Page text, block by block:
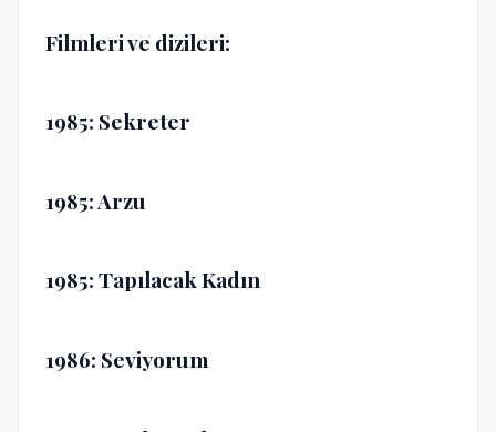
Filmleri ve dizileri:
1985: Sekreter
1985: Arzu
1985: Tapılacak Kadın
1986: Seviyorum